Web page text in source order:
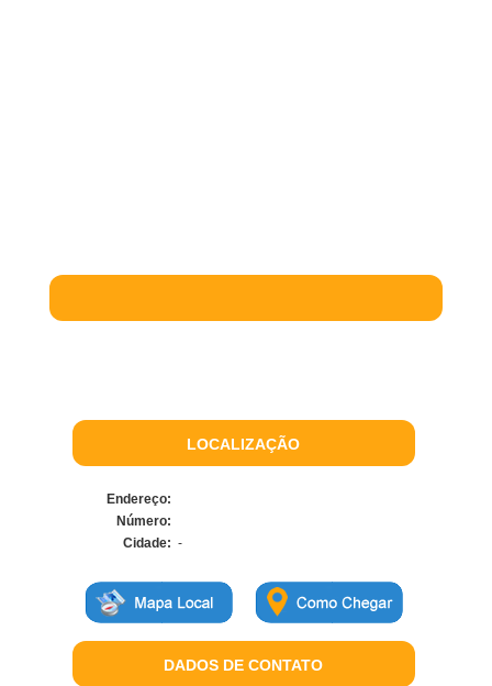
LOCALIZAÇÃO
Endereço:
Número:
Cidade: -
DADOS DE CONTATO